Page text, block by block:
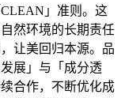
」准则。这
然环境的长期责任
让美回归本源。品
展」与「成分透
合作，不断优化成